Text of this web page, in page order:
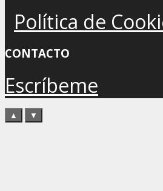
Política de
CONTACTO
Escríbeme
▲ ▼